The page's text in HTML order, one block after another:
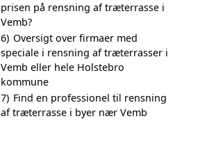
prisen på rensning af træterrasse i
Vemb?
6) Oversigt over firmaer med
speciale i rensning af træterrasser i
Vemb eller hele Holstebro
kommune
7) Find en professionel til rensning
af træterrasse i byer nær Vemb